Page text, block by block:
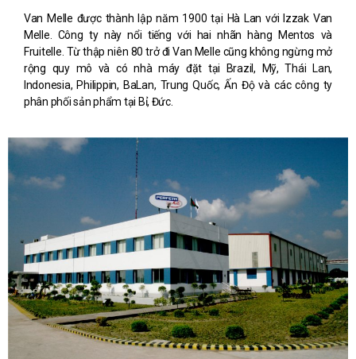
Van Melle được thành lập năm 1900 tại Hà Lan với Izzak Van
Melle. Công ty này nổi tiếng với hai nhãn hàng Mentos và
Fruitelle. Từ thập niên 80 trở đi Van Melle cũng không ngừng mở
rộng quy mô và có nhà máy đặt tại Brazil, Mỹ, Thái Lan,
Indonesia, Philippin, BaLan, Trung Quốc, Ấn Độ và các công ty
phân phối sản phẩm tại Bỉ, Đức.